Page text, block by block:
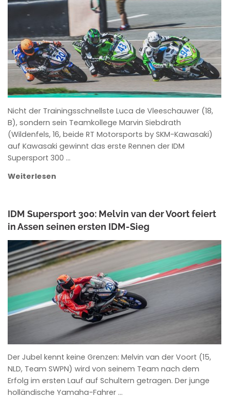
MARCEL LEICHSENRING
Nicht der Trainingsschnellste Luca de Vleeschauwer (18,
B), sondern sein Teamkollege Marvin Siebdrath
(Wildenfels, 16, beide RT Motorsports by SKM-Kawasaki)
auf Kawasaki gewinnt das erste Rennen der IDM
Supersport 300 …
Weiterlesen
IDM Supersport 300: Melvin van der Voort feiert
in Assen seinen ersten IDM-Sieg
ANKE WIECZOREK
Der Jubel kennt keine Grenzen: Melvin van der Voort (15,
NLD, Team SWPN) wird von seinem Team nach dem
Erfolg im ersten Lauf auf Schultern getragen. Der junge
holländische Yamaha-Fahrer …